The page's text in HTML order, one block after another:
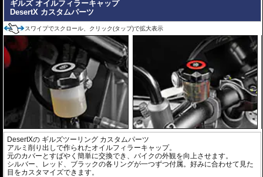
ギルズ オイルフィラーキャップ
DesertX カスタムパーツ
スワイプでスクロール、クリック(タップ)で拡大表示
DesertXの ギルズツーリング カスタムパーツ
アルミ削り出しで作られたオイルフィラーキャップ。
元のカバーとすばやく簡単に交換でき、バイクの外観を向上させます。
シルバー、レッド、ブラックの各リングが一つずつ付属。好みに合わせて見た
目をカスタマイズできます。